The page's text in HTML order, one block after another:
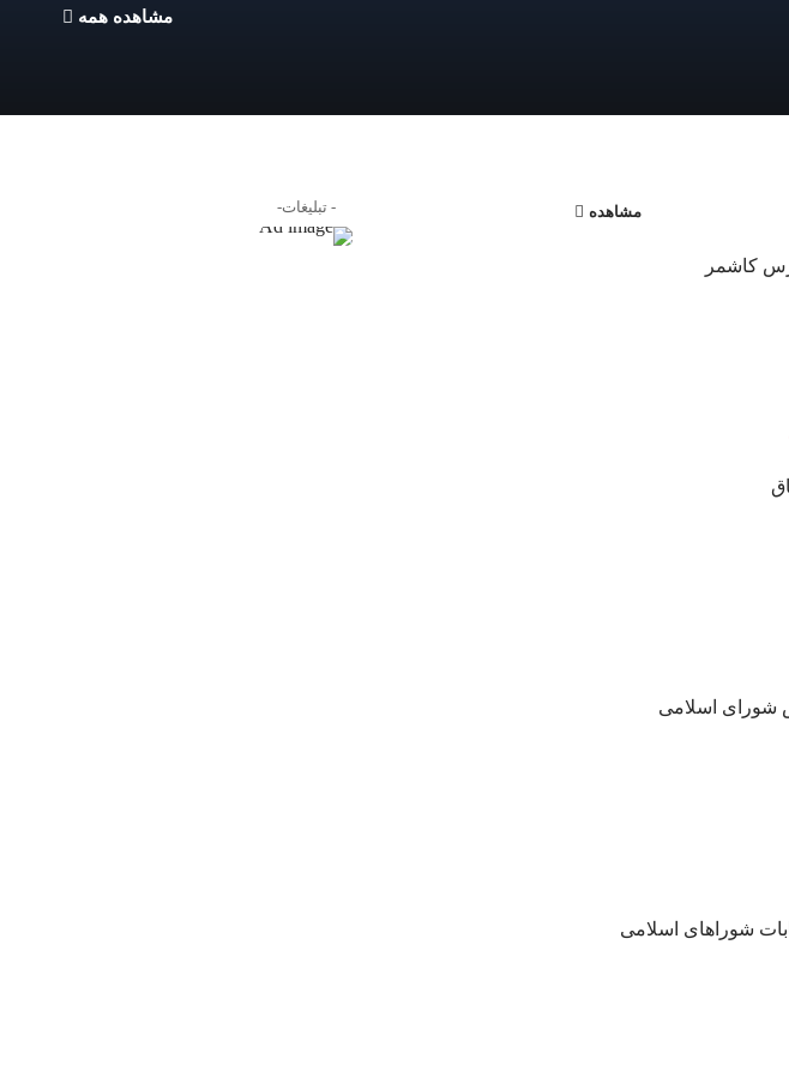
مشاهده همه
مشاهده - تبلیغات-